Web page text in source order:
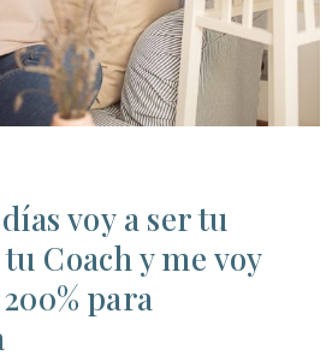
voy a ser tu
Coach y me voy
para